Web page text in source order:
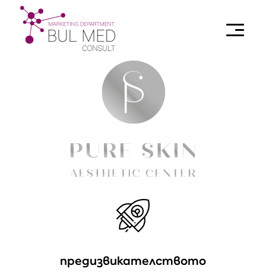
предизвикателството